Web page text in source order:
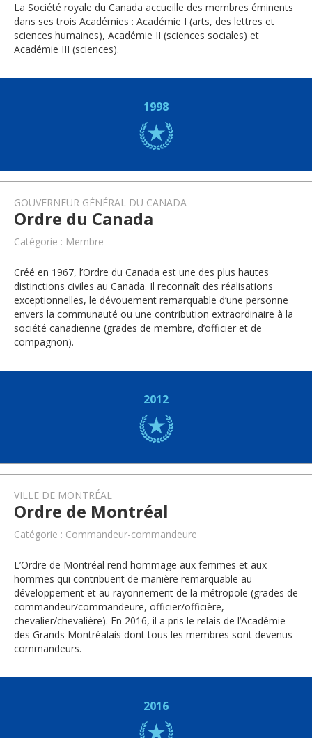
La Société royale du Canada accueille des membres éminents
dans ses trois Académies : Académie I (arts, des lettres et
sciences humaines), Académie II (sciences sociales) et
Académie III (sciences).
1998
GOUVERNEUR GÉNÉRAL DU CANADA
Ordre du Canada
Catégorie : Membre
Créé en 1967, l’Ordre du Canada est une des plus hautes
distinctions civiles au Canada. Il reconnaît des réalisations
exceptionnelles, le dévouement remarquable d’une personne
envers la communauté ou une contribution extraordinaire à la
société canadienne (grades de membre, d’officier et de
compagnon).
2012
VILLE DE MONTRÉAL
Ordre de Montréal
Catégorie : Commandeur-commandeure
L’Ordre de Montréal rend hommage aux femmes et aux
hommes qui contribuent de manière remarquable au
développement et au rayonnement de la métropole (grades de
commandeur/commandeure, officier/officière,
chevalier/chevalière). En 2016, il a pris le relais de l’Académie
des Grands Montréalais dont tous les membres sont devenus
commandeurs.
2016